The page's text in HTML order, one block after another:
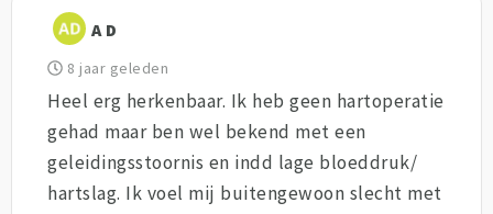
A D
8 jaar geleden
Heel erg herkenbaar. Ik heb geen hartoperatie
gehad maar ben wel bekend met een
geleidingsstoornis en indd lage bloeddruk/
hartslag. Ik voel mij buitengewoon slecht met